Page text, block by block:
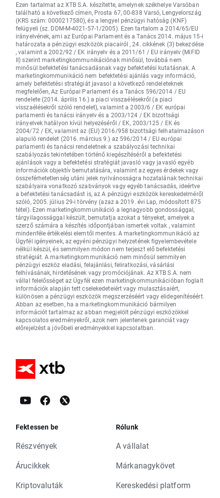
Ezen tartalmat az XTB S.A. készítette, amelynek székhelye Varsóban
található a következő címen, Prosta 67, 00-838 Varsó, Lengyelország
(KRS szám: 0000217580), és a lengyel pénzügyi hatóság (KNF)
felügyeli (sz. DDM-M-4021-57-1/2005). Ezen tartalom a 2014/65/EU
irányelvének, ami az Európai Parlament és a Tanács 2014. május 15-i
határozata a pénzügyi eszközök piacairól , 24. cikkének (3) bekezdése
, valamint a 2002/92 / EK irányelv és a 2011/61 / EU irányelv (MiFID
II) szerint marketingkommunikációnak minősül, továbbá nem
minősül befektetési tanácsadásnak vagy befektetési kutatásnak. A
marketingkommunikáció nem befektetési ajánlás vagy információ,
amely befektetési stratégiát javasol a következő rendeleteknek
megfelelően, Az Európai Parlament és a Tanács 596/2014 / EU
rendelete (2014. április 16.) a piaci visszaélésekről (a piaci
visszaélésekről szóló rendelet), valamint a 2003/6 / EK európai
parlamenti és tanácsi irányelv és a 2003/124 / EK bizottsági
irányelvek hatályon kívül helyezéséről / EK, 2003/125 / EK és
2004/72 / EK, valamint az (EU) 2016/958 bizottsági felhatalmazáson
alapuló rendelet (2016. március 9.) az 596/2014 / EU európai
parlamenti és tanácsi rendeletnek a szabályozási technikai
szabályozás tekintetében történő kiegészítéséről a befektetési
ajánlások vagy a befektetési stratégiát javasló vagy javasló egyéb
információk objektív bemutatására, valamint az egyes érdekek vagy
összeférhetetlenség utáni jelek nyilvánosságra hozatalának technikai
szabályaira vonatkozó szabványok vagy egyéb tanácsadás, ideértve
a befektetési tanácsadást is, az A pénzügyi eszközök kereskedelméről
szóló, 2005. július 29-i törvény (azaz a 2019. évi Lap, módosított 875
tétel). Ezen marketingkommunikáció a legnagyobb gondossággal,
tárgyilagossággal készült, bemutatja azokat a tényeket, amelyek a
szerző számára a készítés időpontjában ismertek voltak , valamint
mindenféle értékelési elemtől mentes. A marketingkommunikáció az
Ügyfél igényeinek, az egyéni pénzügyi helyzetének figyelembevétele
nélkül készül, és semmilyen módon nem terjeszt elő befektetési
stratégiát. A marketingkommunikáció nem minősül semmilyen
pénzügyi eszköz eladási, felajánlási, feliratkozási, vásárlási
felhívásának, hirdetésének vagy promóciójának. Az XTB S.A. nem
vállal felelősséget az Ügyfél ezen marketingkommunikációban foglalt
információk alapján tett cselekedeteiért vagy mulasztásaiért,
különösen a pénzügyi eszközök megszerzéséért vagy elidegenítéséért.
Abban az esetben, ha a marketingkommunikáció bármilyen
információt tartalmaz az abban megjelölt pénzügyi eszközökkel
kapcsolatos eredményekről, azok nem jelentenek garanciát vagy
előrejelzést a jövőbeli eredményekkel kapcsolatban.
Fektessen be
Részvények
Árucikkek
Kriptovaluták
Rólunk
A vállalat
Márkanagykövet
Kereskedési platform